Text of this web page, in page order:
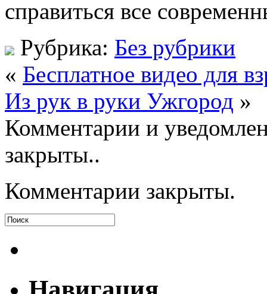
справиться все
Рубрика: Без рубрики
« Бесплатное видео для
Из рук в руки Ужгород »
Комментарии и
закрыты..
Комментарии закрыты.